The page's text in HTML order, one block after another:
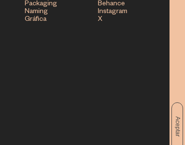
Aceptar
Packaging
Naming
Gráfica
Behance
Instagram
X